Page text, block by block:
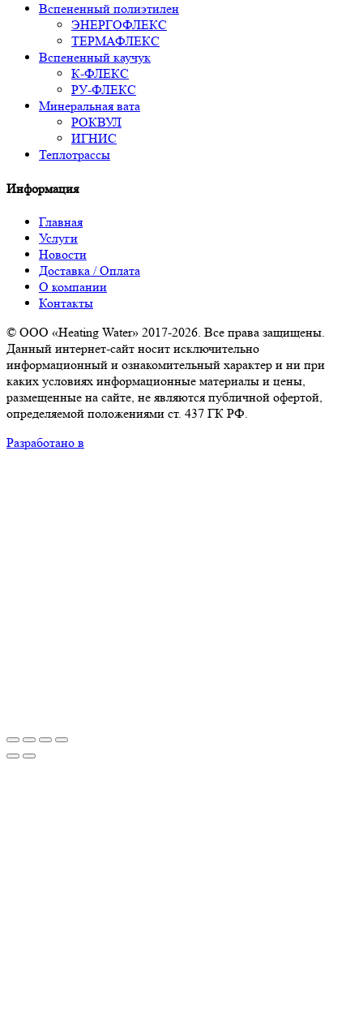
Вспененный полиэтилен
ЭНЕРГОФЛЕКС
ТЕРМАФЛЕКС
Вспененный каучук
К-ФЛЕКС
РУ-ФЛЕКС
Минеральная вата
РОКВУЛ
ИГНИС
Теплотрассы
Информация
Главная
Услуги
Новости
Доставка / Оплата
О компании
Контакты
© ООО «Heating Water» 2017-2026. Все права защищены.
Данный интернет-сайт носит исключительно
информационный и ознакомительный характер и ни при
каких условиях информационные материалы и цены,
размещенные на сайте, не являются публичной офертой,
определяемой положениями ст. 437 ГК РФ.
Разработано в